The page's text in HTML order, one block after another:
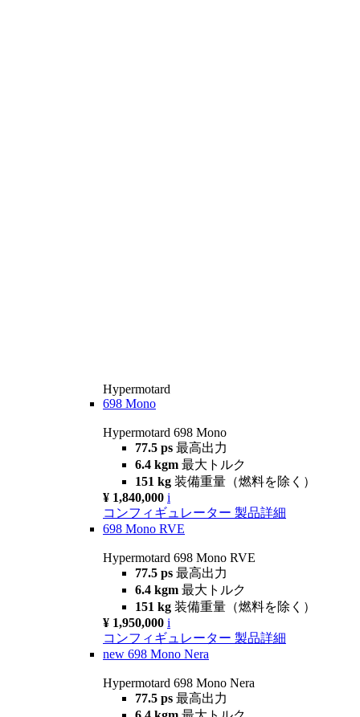
Hypermotard
698 Mono
Hypermotard 698 Mono
77.5 ps 最高出力
6.4 kgm 最大トルク
151 kg 装備重量（燃料を除く）
¥ 1,840,000 i
コンフィギュレーター 製品詳細
698 Mono RVE
Hypermotard 698 Mono RVE
77.5 ps 最高出力
6.4 kgm 最大トルク
151 kg 装備重量（燃料を除く）
¥ 1,950,000 i
コンフィギュレーター 製品詳細
new 698 Mono Nera
Hypermotard 698 Mono Nera
77.5 ps 最高出力